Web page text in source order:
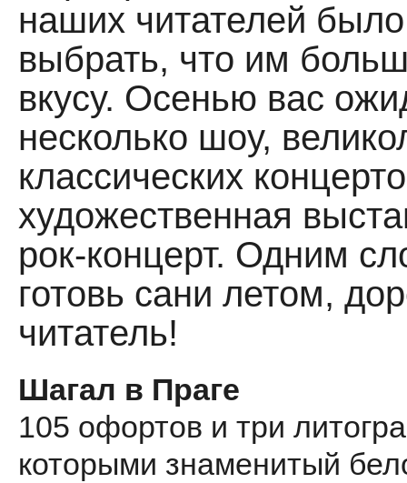
наших читателей
выбрать, что им
вкусу. Осенью вас
несколько шоу,
классических
художественная
рок-концерт. Одним
готовь сани летом,
читатель!
Шагал в Праге
105 офортов и три
которыми знаменитый